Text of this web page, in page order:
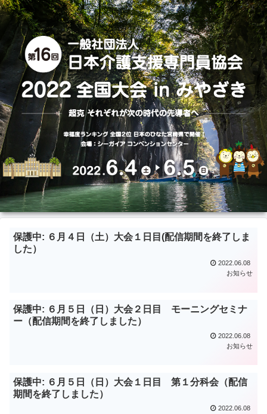
保護中: ６月４日（土）大会１日目(配信期間を終了しま
した）
2022.06.08
お知らせ
保護中: ６月５日（日）大会２日目 モーニングセミナ
ー（配信期間を終了しました）
2022.06.08
お知らせ
保護中: ６月５日（日）大会１日目 第１分科会（配信
期間を終了しました）
2022.06.08